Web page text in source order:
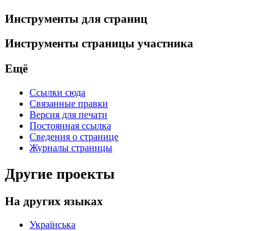
Инструменты для страниц
Инструменты страницы участника
Ещё
Ссылки сюда
Связанные правки
Версия для печати
Постоянная ссылка
Сведения о странице
Журналы страницы
Другие проекты
На других языках
Українська